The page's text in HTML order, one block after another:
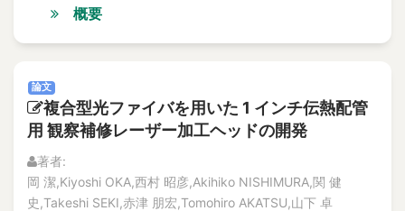
概要
論文
複合型光ファイバを用いた 1 インチ伝熱配管
用 観察補修レーザー加工ヘッドの開発
著者:
岡 潔,Kiyoshi OKA,西村 昭彦,Akihiko NISHIMURA,関 健
史,Takeshi SEKI,赤津 朋宏,Tomohiro AKATSU,山下 卓